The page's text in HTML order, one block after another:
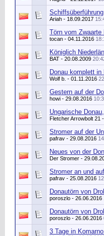
Ariah - 18.09.2017
Törn vom Zwaarte
tocan - 04.11.2016
Königlich
BAT - 20.08.2009
Donau komplett in
Wolf b. - 01.11.2016
Gestern auf der
howi - 29.08.2016
Ungarische
Fletcher Arrowbolt 21
Stromer auf der
pafrav - 29.08.2016
Neues von der
Der Stromer -
Stromer an und
pafrav - 25.08.2016
Donautörn von
poroszlo - 26.06.2016
Donautörn von
poroszlo - 26.06.2016
3 Tage in